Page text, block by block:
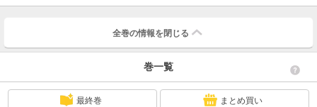
全巻の情報を 閉じる
巻一覧
最終巻 まとめ買い